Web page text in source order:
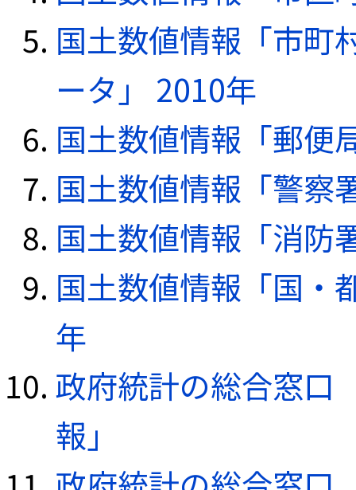
国土数値情報「市町
ータ」 2010年
国土数値情報「郵便
国土数値情報「警察
国土数値情報「消防
国土数値情報「国・
年
政府統計の総合窓口
報」